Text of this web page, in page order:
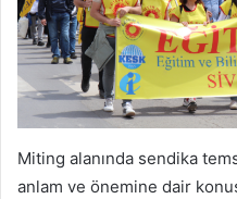
Miting alanında sendika
anlam ve önemine dair